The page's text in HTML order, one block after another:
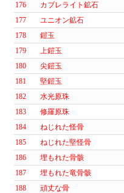
176
カブレライト鉱石
177
ユニオン鉱石
178
鎧玉
179
上鎧玉
180
尖鎧玉
181
堅鎧玉
182
水光原珠
183
修羅原珠
184
ねじれた怪骨
185
ねじれた堅怪骨
186
埋もれた骨骸
187
埋もれた竜骨骸
188
頑丈な骨